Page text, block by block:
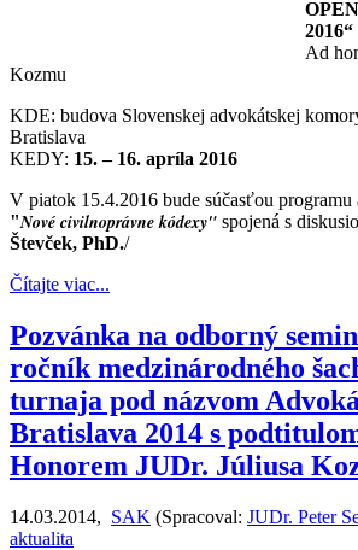
2016“
Ad
Kozmu
KDE: budova Slovenskej advokátskej
Bratislava
KEDY: 15. – 16. apríla 2016
V piatok 15.4.2016 bude súčasťou programu
"Nové civilnoprávne kódexy" spojená s
Števček, PhD./
Čítajte viac...
Pozvánka na odborný
ročník medzinárodného
turnaja pod názvom
Bratislava 2014 s
Honorem JUDr. Júliusa
14.03.2014, SAK (Spracoval: JUDr. Peter
aktualita